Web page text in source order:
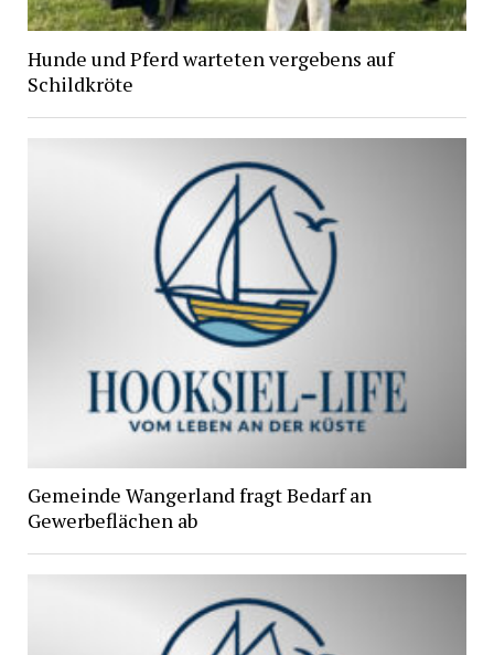
Hunde und Pferd warteten vergebens auf
Schildkröte
Gemeinde Wangerland fragt Bedarf an
Gewerbeflächen ab